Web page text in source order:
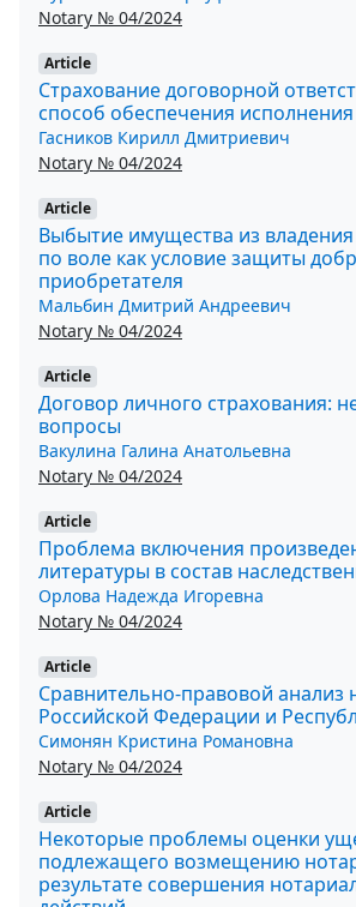
Notary № 04/2024
Article
Страхование договорной
способ обеспечения исполнения
Гасников Кирилл Дмитриевич
Notary № 04/2024
Article
Выбытие имущества из владения
по воле как условие защиты
приобретателя
Мальбин Дмитрий Андреевич
Notary № 04/2024
Article
Договор личного страхования:
вопросы
Вакулина Галина Анатольевна
Notary № 04/2024
Article
Проблема включения
литературы в состав
Орлова Надежда Игоревна
Notary № 04/2024
Article
Сравнительно-правовой анализ
Российской Федерации и
Симонян Кристина Романовна
Notary № 04/2024
Article
Некоторые проблемы оценки
подлежащего возмещению
результате совершения